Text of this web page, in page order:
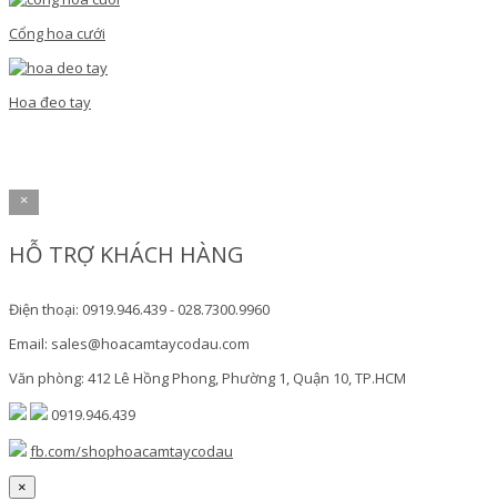
Cổng hoa cưới
Hoa đeo tay
×
HỖ TRỢ KHÁCH HÀNG
Điện thoại: 0919.946.439 - 028.7300.9960
Email: sales@hoacamtaycodau.com
Văn phòng: 412 Lê Hồng Phong, Phường 1, Quận 10, TP.HCM
0919.946.439
fb.com/shophoacamtaycodau
×